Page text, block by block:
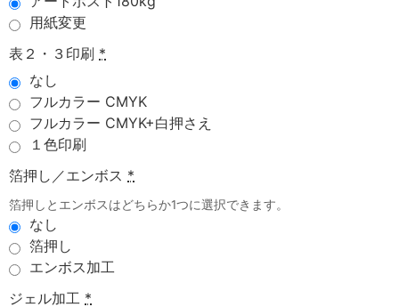
用紙変更
表２・３印刷 *
なし
フルカラー CMYK
フルカラー CMYK+白押さえ
１色印刷
箔押し／エンボス *
箔押しとエンボスはどちらか1つに選択できます。
なし
箔押し
エンボス加工
ジェル加工 *